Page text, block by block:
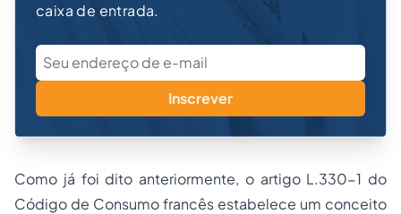
caixa de entrada.
Inscrever
Como já foi dito anteriormente, o artigo L.330-1 do
Código de Consumo francês estabelece um conceito